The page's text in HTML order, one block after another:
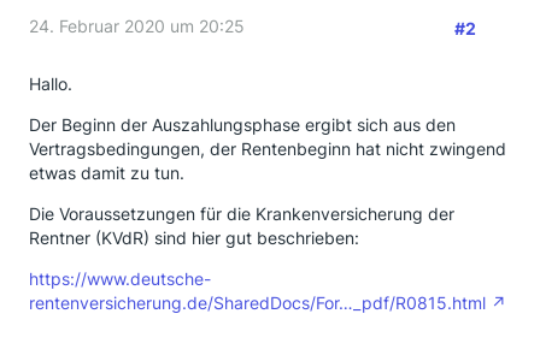
24. Februar 2020 um 20:25 #2
Hallo.
Der Beginn der Auszahlungsphase ergibt sich aus den
Vertragsbedingungen, der Rentenbeginn hat nicht zwingend
etwas damit zu tun.
Die Voraussetzungen für die Krankenversicherung der
Rentner (KVdR) sind hier gut beschrieben:
https://www.deutsche-
rentenversicherung.de/SharedDocs/For…_pdf/R0815.html